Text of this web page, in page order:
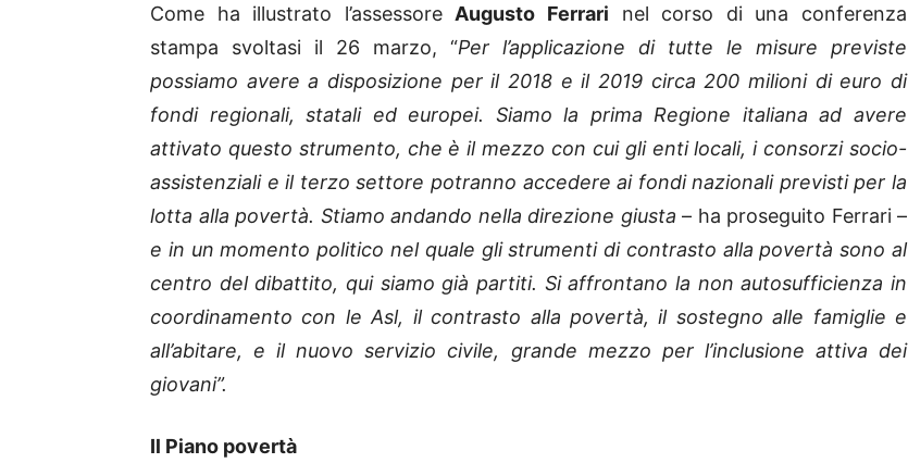
Come ha illustrato l’assessoreAugusto Ferrari nel corso di una conferenza
stampa svoltasi il 26 marzo, “Per l’applicazione di tutte le misure previste
possiamo avere a disposizione per il 2018 e il 2019 circa 200 milioni di euro di
fondi regionali, statali ed europei. Siamo la prima Regione italiana ad avere
attivato questo strumento, che è il mezzo con cui gli enti locali, i consorzi socio-
assistenziali e il terzo settore potranno accedere ai fondi nazionali previsti per la
lotta alla povertà. Stiamo andando nella direzione giusta – ha proseguito Ferrari –
e in un momento politico nel quale gli strumenti di contrasto alla povertà sono al
centro del dibattito, qui siamo già partiti. Si affrontano la non autosufficienza in
coordinamento con le Asl, il contrasto alla povertà, il sostegno alle famiglie e
all’abitare, e il nuovo servizio civile, grande mezzo per l’inclusione attiva dei
giovani”.
Il Piano povertà